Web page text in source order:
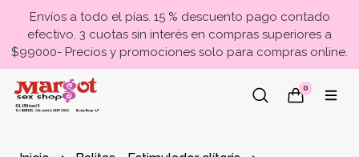
Envíos a todo el pías. 15 % descuento pago contado
efectivo. 3 cuotas sin interés en compras superiores a
$99000- Precios y promociones solo para compras online.
0